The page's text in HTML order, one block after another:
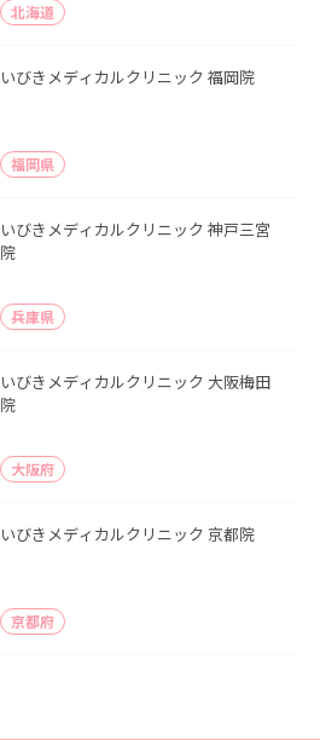
北海道
いびきメディカルクリニック 福岡院
福岡県
いびきメディカルクリニック 神戸三宮
院
兵庫県
いびきメディカルクリニック 大阪梅田
院
大阪府
いびきメディカルクリニック 京都院
京都府